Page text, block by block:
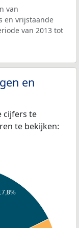
van
en vrijstaande
van 2013 tot
en
cijfers te
te bekijken: